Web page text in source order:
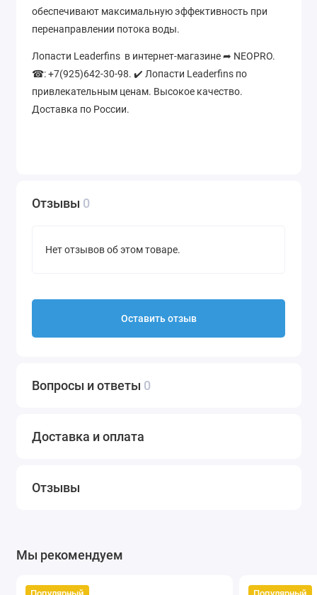
обеспечивают максимальную эффективность при
перенаправлении потока воды.
Лопасти Leaderfins в интернет-магазине ➦ NEOPRO.
☎: +7(925)642-30-98. ✔️ Лопасти Leaderfins по
привлекательным ценам. Высокое качество.
Доставка по России.
Отзывы 0
Нет отзывов об этом товаре.
Оставить отзыв
Вопросы и ответы 0
Доставка и оплата
Отзывы
Мы рекомендуем